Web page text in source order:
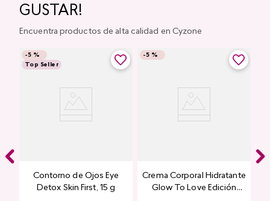
GUSTAR!
Encuentra productos de alta calidad en Cyzone
-5 %
Top Seller
Contorno de Ojos Eye
Detox Skin First, 15 g
-5 %
Crema Corporal Hidratante
Glow To Love Edición